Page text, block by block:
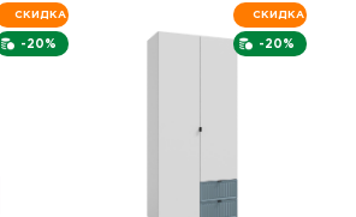
-20%
СКИДКА
-20%
СКИДКА